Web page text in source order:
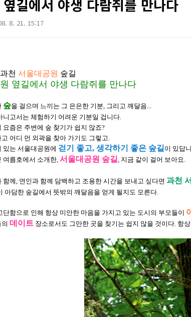
길에서 야생 다람쥐를 만나다
8. 21. 15:17
천 서울대공원 숲길
옆길에서 야생 다람쥐를 만나다
숲을 걸으며 느끼는 그 은은한 기분, 그리고 깨달음...
니고서는 체험하기 어려운 기분일 겁니다.
요즘은 주변에 숲 찾기가 쉽지 않죠?
고 어디 먼 외곽을 찾아 가기도 그렇고.
있는 서울대공원에 걷기 좋고, 생각하기 좋은 숲길 이 있답
여름호에서 소개한, 서울대공원 숲길 , 지금 같이 걸어 보아요.
함께, 연인과 함께 담백하고 조용한 시간을 보내고 싶다면 과천
아담한 숲길에서 뜻밖의 깨달음을 얻게 될지도 모른다.
단함으로 인해 항상 미안한 마음을 가지고 있는 도시의 부모들이
데이트 장소로서도 그만한 곳을 찾기는 쉽지 않을 것이다. 항